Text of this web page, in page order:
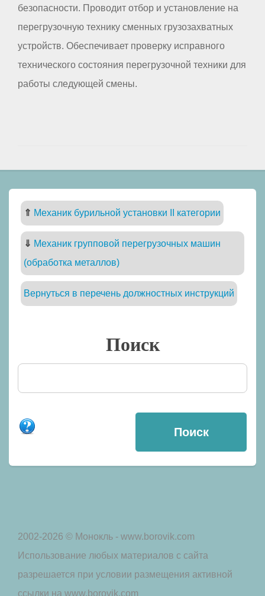
безопасности. Проводит отбор и установление на
перегрузочную технику сменных грузозахватных
устройств. Обеспечивает проверку исправного
технического состояния перегрузочной техники для
работы следующей смены.
⇑ Механик бурильной установки II категории
⇓ Механик групповой перегрузочных машин
(обработка металлов)
Вернуться в перечень должностных инструкций
Поиск
2002-2026 © Монокль - www.borovik.com
Использование любых материалов с сайта
разрешается при условии размещения активной
ссылки на www.borovik.com